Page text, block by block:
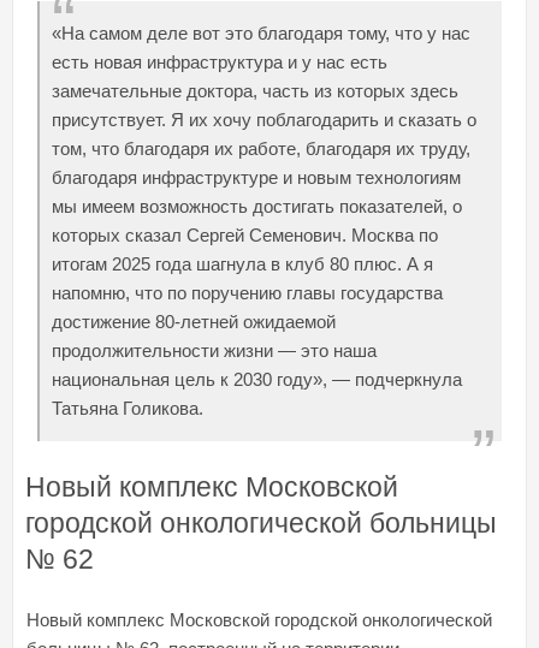
«На самом деле вот это благодаря тому, что у нас
есть новая инфраструктура и у нас есть
замечательные доктора, часть из которых здесь
присутствует. Я их хочу поблагодарить и сказать о
том, что благодаря их работе, благодаря их труду,
благодаря инфраструктуре и новым технологиям
мы имеем возможность достигать показателей, о
которых сказал Сергей Семенович. Москва по
итогам 2025 года шагнула в клуб 80 плюс. А я
напомню, что по поручению главы государства
достижение 80-летней ожидаемой
продолжительности жизни — это наша
национальная цель к 2030 году», — подчеркнула
Татьяна Голикова.
Новый комплекс Московской
городской онкологической больницы
№ 62
Новый комплекс Московской городской онкологической